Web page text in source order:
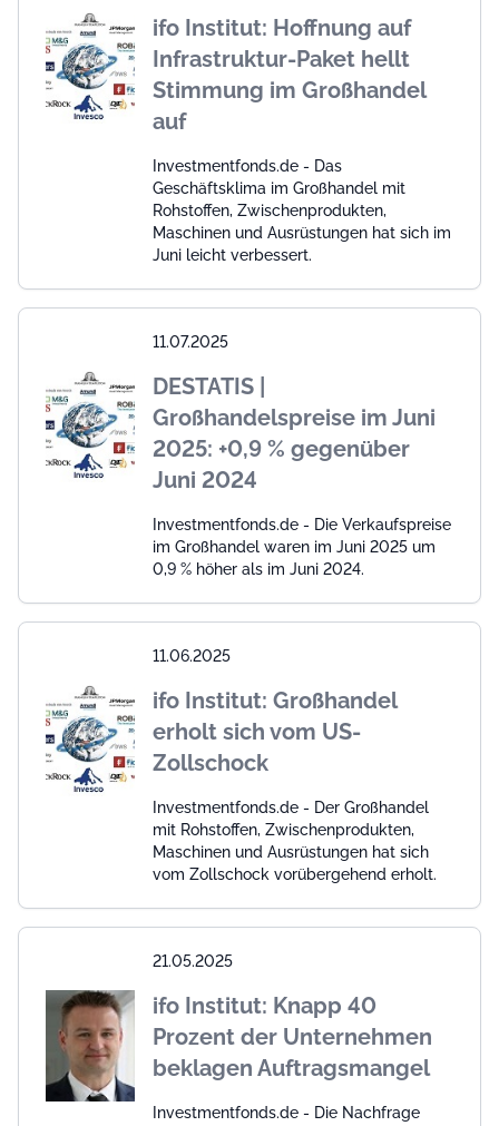
ifo Institut: Hoffnung auf
Infrastruktur-Paket hellt
Stimmung im Großhandel
auf
Investmentfonds.de - Das
Geschäftsklima im Großhandel mit
Rohstoffen, Zwischenprodukten,
Maschinen und Ausrüstungen hat sich im
Juni leicht verbessert.
11.07.2025
DESTATIS |
Großhandelspreise im Juni
2025: +0,9 % gegenüber
Juni 2024
Investmentfonds.de - Die Verkaufspreise
im Großhandel waren im Juni 2025 um
0,9 % höher als im Juni 2024.
11.06.2025
ifo Institut: Großhandel
erholt sich vom US-
Zollschock
Investmentfonds.de - Der Großhandel
mit Rohstoffen, Zwischenprodukten,
Maschinen und Ausrüstungen hat sich
vom Zollschock vorübergehend erholt.
21.05.2025
ifo Institut: Knapp 40
Prozent der Unternehmen
beklagen Auftragsmangel
Investmentfonds.de - Die Nachfrage